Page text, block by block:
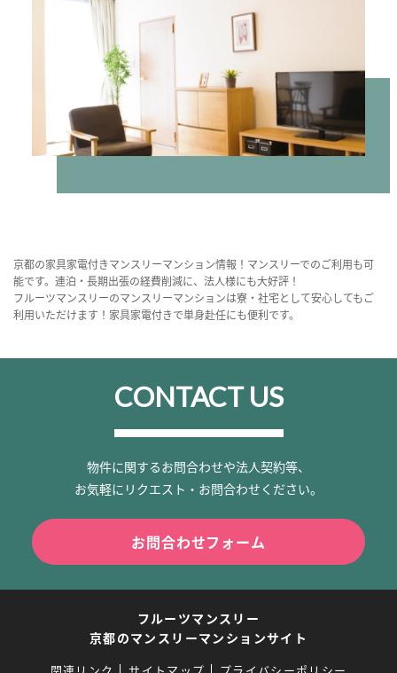
京都の家具家電付きマンスリーマンション情報！マンスリーでのご利用も可
能です。連泊・長期出張の経費削減に、法人様にも大好評！
フルーツマンスリーのマンスリーマンションは寮・社宅として安心してもご
利用いただけます！家具家電付きで単身赴任にも便利です。
CONTACT US
物件に関するお問合わせや法人契約等、
お気軽にリクエスト・お問合わせください。
お問合わせフォーム
フルーツマンスリー
京都のマンスリーマンションサイト
関連リンク サイトマップ プライバシーポリシー